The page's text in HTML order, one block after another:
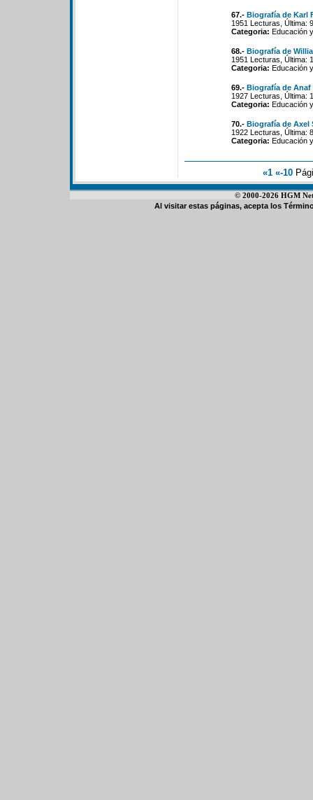
67.- Biografía de Karl
1951 Lecturas, Última:
Categoria: Educación
68.- Biografía de
1951 Lecturas, Última:
Categoria: Educación
69.- Biografía de Anaf
1927 Lecturas, Última:
Categoria: Educación
70.- Biografía de Axel
1922 Lecturas, Última:
Categoria: Educación
«1 «-10
© 2000-2026 HGM
Al visitar estas páginas, acepta los